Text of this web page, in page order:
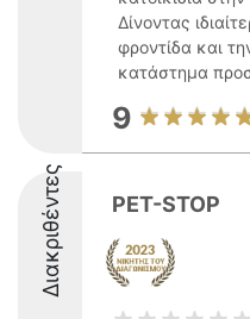
Δίνοντας
φροντίδα και
κατάστημα
9
Διακριθέντες PET-STOP